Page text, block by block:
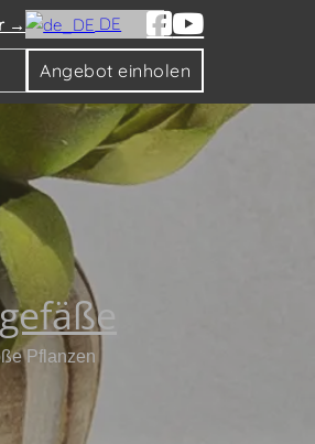
→ DE
Angebot einholen
Pflanzen